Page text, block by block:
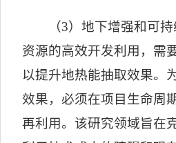
（3）地下增强和可持
资源的高效开发利用，需
以提升地热能抽取效果。
效果，必须在项目生命周
再利用。该研究领域旨在